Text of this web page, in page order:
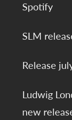
Spotify
SLM
Release
Ludwig
new